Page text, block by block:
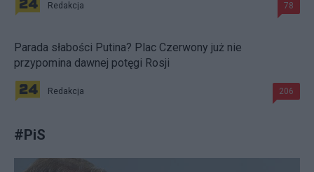
Redakcja 78
Parada słabości Putina? Plac Czerwony już nie
przypomina dawnej potęgi Rosji
Redakcja 206
#PiS